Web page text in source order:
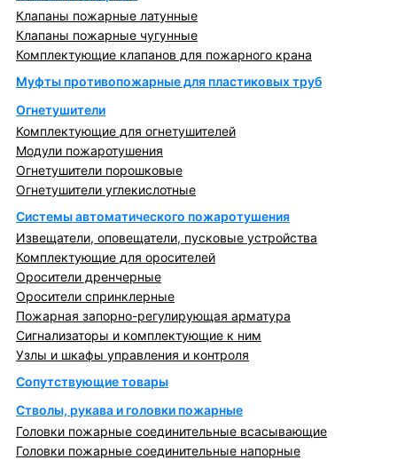
Клапаны пожарные латунные
Клапаны пожарные чугунные
Комплектующие клапанов для пожарного крана
Муфты противопожарные для пластиковых труб
Огнетушители
Комплектующие для огнетушителей
Модули пожаротушения
Огнетушители порошковые
Огнетушители углекислотные
Системы автоматического пожаротушения
Извещатели, оповещатели, пусковые устройства
Комплектующие для оросителей
Оросители дренчерные
Оросители спринклерные
Пожарная запорно-регулирующая арматура
Сигнализаторы и комплектующие к ним
Узлы и шкафы управления и контроля
Сопутствующие товары
Стволы, рукава и головки пожарные
Головки пожарные соединительные всасывающие
Головки пожарные соединительные напорные